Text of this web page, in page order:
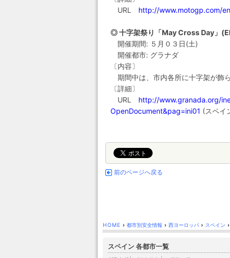
URL http://www.motogp.com/
◎ 十字架祭り「May Cross Day」
開催期間: ５月０３日(土)
開催都市: グラナダ
〔内容〕
期間中は、市内各所に十字架が飾ら
〔詳細〕
URL http://www.granada.org/
OpenDocument&pag=ini01 (スペイ
前のページへ戻る
HOME › 都市別安全情報 › 西ヨーロッパ › スペイン ›
スペイン 各都市一覧